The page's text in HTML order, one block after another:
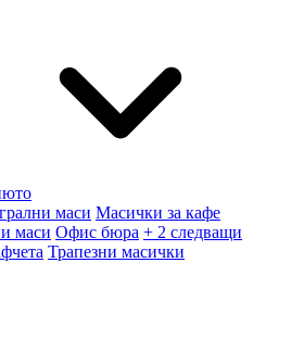
маси Масички за кафе
маси Офис бюра + 2 следващи
Трапезни масички